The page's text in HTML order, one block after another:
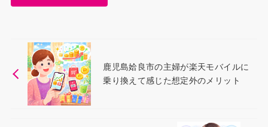
鹿児島姶良市の主婦が楽天モバイルに
乗り換えて感じた想定外のメリット